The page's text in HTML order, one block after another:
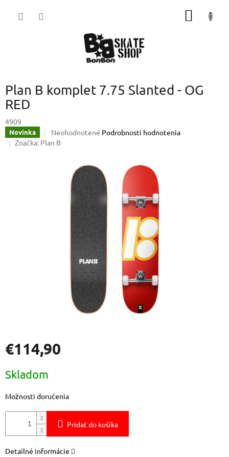
Plan B komplet 7.75 Slanted - OG
RED
4909
Novinka
Priemerné
hodnotenie
hviezdičiek.
Neohodnotené Podrobnosti hodnotenia
Značka: Plan B
€114,90
cena:
Skladom
Možnosti doručenia
Pridať do košíka
Detailné informácie